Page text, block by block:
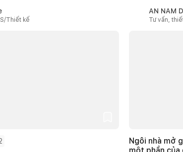
Thiết kế
AN NAM
Tư vấn,
Ngôi nhà mở